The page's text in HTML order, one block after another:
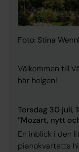
Foto: Stina
Välkommen till
här helgen!
Torsdag 30 juli,
”Mozart, nytt
En inblick i den
pianokvartetts